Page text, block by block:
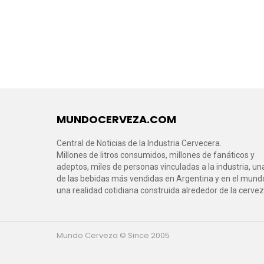
MUNDOCERVEZA.COM
Central de Noticias de la Industria Cervecera.
Millones de litros consumidos, millones de fanáticos y
adeptos, miles de personas vinculadas a la industria,
de las bebidas más vendidas en Argentina y en el
una realidad cotidiana construida alrededor de la
Mundo Cerveza © Since 2005